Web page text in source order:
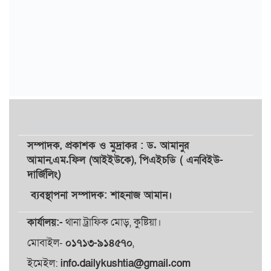
সম্পাদক, প্রকাশকওমুদ্রাকর: ড. আমানুর
আমান,এম.ফিল (আইইউকে), পিএইচডি ( এনবিইউ-
দার্জিলিং)
ব্যবস্থাপনা সম্পাদক: শাহনাজ আমান।
কার্যালয়:-থানা ট্রাফিক মোড়, কুষ্টিয়া।
মোবাইল- ০১৭১৩-৯১৪৫৭০,
ইমেইল: info.dailykushtia@gmail.com